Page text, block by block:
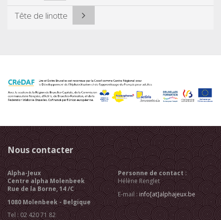
Tête de linotte
Nous contacter
Alpha-Jeux
Centre alpha Molenbeek
Rue de la Borne, 14 /C
1080 Molenbeek - Belgique
Tel : 02 420 71 82
Personne de contact :
Hélène Renglet
E-mail : info[at]alphajeux.be